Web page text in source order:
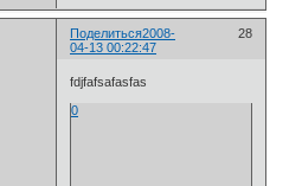
Поделиться 28
2008-
04-13 00:22:47
fdjfafsafasfas
0